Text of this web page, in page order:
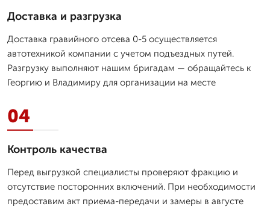
Доставка и разгрузка
Доставка гравийного отсева 0-5 осуществляется
автотехникой компании с учетом подъездных путей.
Разгрузку выполняют нашим бригадам — обращайтесь к
Георгию и Владимиру для организации на месте
04
Контроль качества
Перед выгрузкой специалисты проверяют фракцию и
отсутствие посторонних включений. При необходимости
предоставим акт приема-передачи и замеры в августе